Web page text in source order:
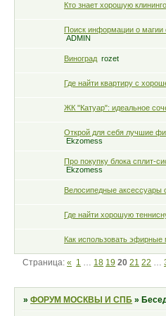
Кто знает хорошую
Поиск информации о магии
ADMIN
Виноград rozet
Где найти квартиру с
ЖК "Катуар": идеальное
Открой для себя лучшие
Ekzomess
Про покупку блока сплит-
Ekzomess
Велосипедные аксессуары
Где найти хорошую
Как использовать
Страница:« 1 … 18 19 20 21 22 …
»ФОРУМ МОСКВЫ И СПБ »